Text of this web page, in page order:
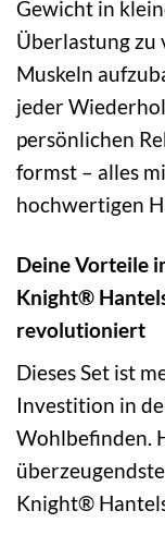
Gewicht in
Überlastung
Muskeln
jeder
persönlichen
formst – alles
hochwertigen
Deine Vorteile
Knight®
revolutioniert
Dieses Set ist
Investition in
Wohlbefinden.
Knight®